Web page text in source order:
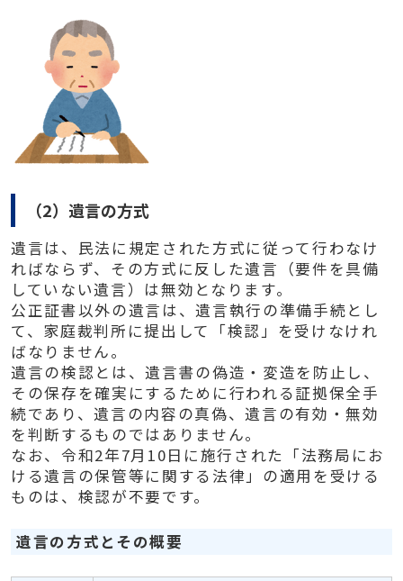
（2）遺言の方式
遺言は、民法に規定された方式に従って行わなけ
ればならず、その方式に反した遺言（要件を具備
していない遺言）は無効となります。
公正証書以外の遺言は、遺言執行の準備手続とし
て、家庭裁判所に提出して「検認」を受けなけれ
ばなりません。
遺言の検認とは、遺言書の偽造・変造を防止し、
その保存を確実にするために行われる証拠保全手
続であり、遺言の内容の真偽、遺言の有効・無効
を判断するものではありません。
なお、令和2年7月10日に施行された「法務局にお
ける遺言の保管等に関する法律」の適用を受ける
ものは、検認が不要です。
遺言の方式とその概要